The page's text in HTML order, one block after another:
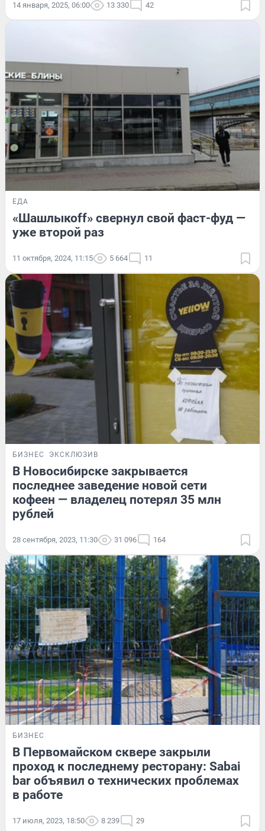
14 января, 2025, 06:00 13 330 42
ЕДА
«Шашлыкоff» свернул свой фаст-фуд —
уже второй раз
11 октября, 2024, 11:15 5 664 11
БИЗНЕС ЭКСКЛЮЗИВ
В Новосибирске закрывается
последнее заведение новой сети
кофеен — владелец потерял 35 млн
рублей
28 сентября, 2023, 11:30 31 096 164
БИЗНЕС
В Первомайском сквере закрыли
проход к последнему ресторану: Sabai
bar объявил о технических проблемах
в работе
17 июля, 2023, 18:50 8 239 29